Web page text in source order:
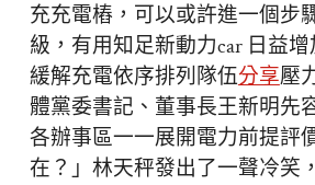
充充電樁，可以或許進一個步
級，有用知足新動力car 日益增
緩解充電依序排列隊伍分享壓
體黨委書記、董事長王新明先
各辦事區一一展開電力前提評
在？」林天秤發出了一聲冷笑